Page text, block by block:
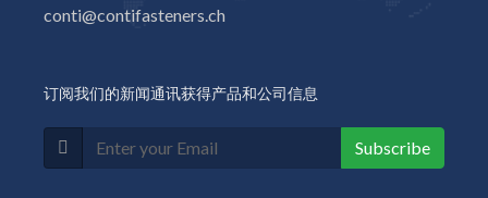
conti@contifasteners.ch
订阅我们的新闻通讯获得产品和公司信息
Subscribe